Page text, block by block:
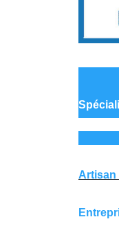
Artisan